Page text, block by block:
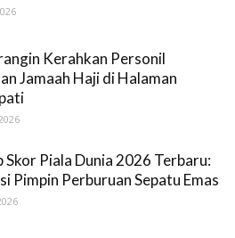
Kerahkan Personil
Jamaah Haji di Halaman
Piala Dunia 2026 Terbaru:
Pimpin Perburuan Sepatu Emas